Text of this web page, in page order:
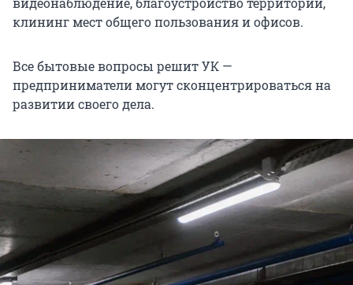
клининг мест общего пользования и офисов.
Все бытовые вопросы решит УК —
предприниматели могут сконцентрироваться на
развитии своего дела.